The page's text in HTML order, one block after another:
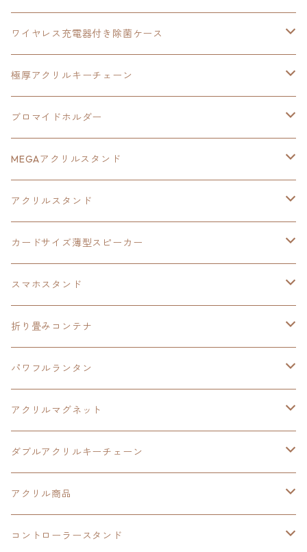
アクリルマグネット
ヘッドホンスタンド
空の軌跡1st
イース
亰都ザナドゥ
王冠クリップ
40周年記念
ワイヤレス充電器付き除菌ケース
創の軌跡
イース
極厚アクリルキーチェーン
日本ファルコム40周年記念イラスト
黎の軌跡
イースⅧ
創の軌跡
HOT-SHOT
イースⅨ
閃の軌跡Ⅳ
黎の軌跡Ⅱ
碧の軌跡：改
閃の軌跡Ⅲ
ブロマイドホルダー
40周年記念
黎の軌跡
黎の軌跡Ⅱ
イースⅧ
軌跡シリーズ20周年記念
MEGAアクリルスタンド
黎の軌跡
アクリルスタンド
オーロラ
カードサイズ薄型スピーカー
黎の軌跡
40周年記念
スマホスタンド
ワイヤレス充電スマホスタンド
黎の軌跡
折り畳みコンテナ
黎の軌跡Ⅱ
イースⅧ
イースⅩ
創の軌跡
パワフルランタン
創の軌跡
アクリルマグネット
創の軌跡
界の軌跡
ダブルアクリルキーチェーン
創の軌跡
アクリル商品
LEDアクリルカード
コントローラースタンド